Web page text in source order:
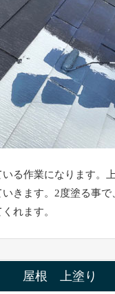
る作業になります。
きます。2度塗る事で
れます。
屋根 上塗り